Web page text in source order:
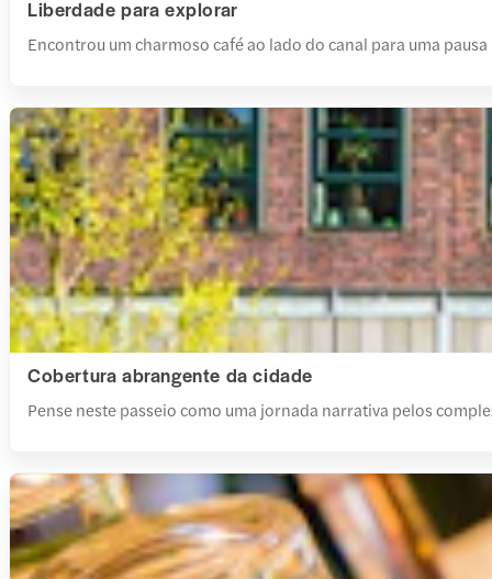
Liberdade para explorar
Encontrou um charmoso café ao lado do canal para uma
Cobertura abrangente da cidade
Pense neste passeio como uma jornada narrativa pelos